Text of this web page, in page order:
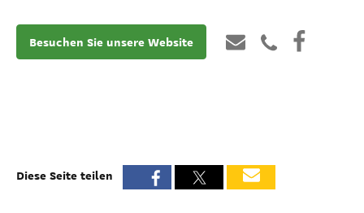
Besuchen Sie unsere Website
Diese Seite teilen